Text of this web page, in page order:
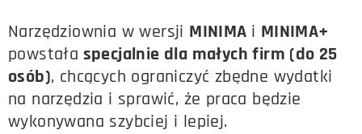
Narzędziownia w wersji MINIMA i MINIMA+
powstała specjalnie dla małych firm (do 25
osób), chcących ograniczyć zbędne wydatki
na narzędzia i sprawić, że praca będzie
wykonywana szybciej i lepiej.